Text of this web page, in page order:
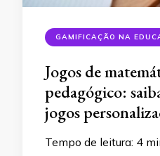
GAMIFICAÇÃO NA
Jogos de
pedagógico:
jogos
Tempo de leitura: 4